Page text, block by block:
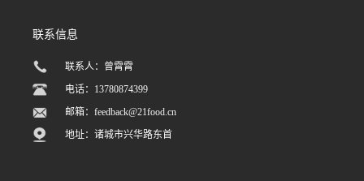
联系信息
联系人：曾霄霄
电话：13780874399
邮箱：feedback@21food.cn
地址：诸城市兴华路东首